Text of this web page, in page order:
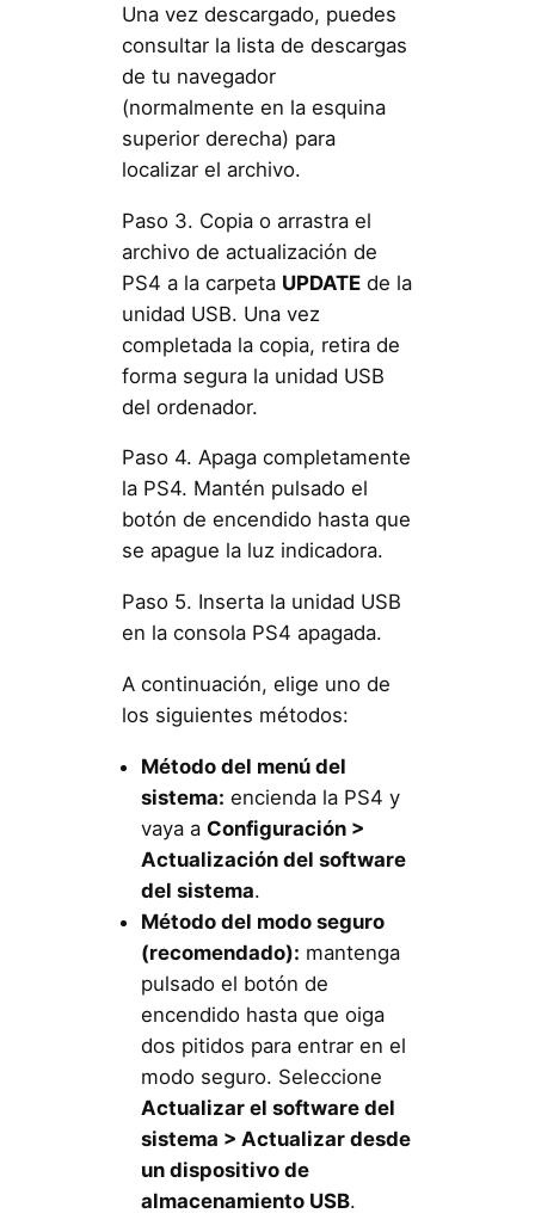
Una vez descargado, puedes
consultar la lista de descargas
de tu navegador
(normalmente en la esquina
superior derecha) para
localizar el archivo.
Paso 3. Copia o arrastra el
archivo de actualización de
PS4 a la carpeta UPDATEde la
unidad USB. Una vez
completada la copia, retira de
forma segura la unidad USB
del ordenador.
Paso 4. Apaga completamente
la PS4. Mantén pulsado el
botón de encendido hasta que
se apague la luz indicadora.
Paso 5. Inserta la unidad USB
en la consola PS4 apagada.
A continuación, elige uno de
los siguientes métodos:
Método del menú del
sistema: encienda la PS4 y
vaya a Configuración >
Actualización del software
del sistema.
Método del modo seguro
(recomendado): mantenga
pulsado el botón de
encendido hasta que oiga
dos pitidos para entrar en el
modo seguro. Seleccione
Actualizar el software del
sistema > Actualizar desde
un dispositivo de
almacenamiento USB.